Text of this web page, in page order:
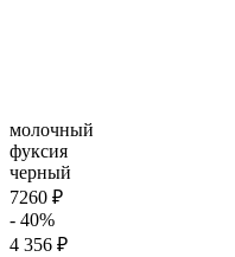
молочный
фуксия
черный
7260 ₽
- 40%
4 356 ₽